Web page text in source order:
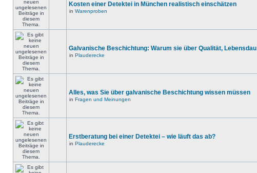
Kosten einer Detektei in München realistisch einschätzen
in Warenproben
Galvanische Beschichtung: Warum sie über Qualität, Lebensdau
in Plauderecke
Alles, was Sie über galvanische Beschichtung wissen müssen
in Fragen und Meinungen
Erstberatung bei einer Detektei – wie läuft das ab?
in Plauderecke